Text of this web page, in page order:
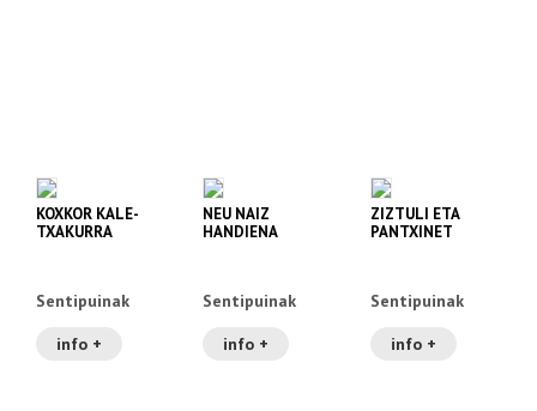
KOXKOR KALE-
TXAKURRA
Sentipuinak
info +
NEU NAIZ
HANDIENA
Sentipuinak
info +
ZIZTULI ETA
PANTXINET
Sentipuinak
info +